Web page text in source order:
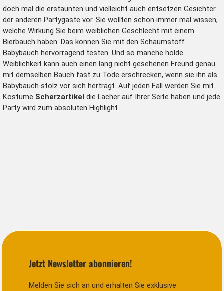
doch mal die erstaunten und vielleicht auch entsetzen Gesichter
der anderen Partygäste vor. Sie wollten schon immer mal wissen,
welche Wirkung Sie beim weiblichen Geschlecht mit einem
Bierbauch haben. Das können Sie mit den Schaumstoff
Babybauch hervorragend testen. Und so manche holde
Weiblichkeit kann auch einen lang nicht gesehenen Freund genau
mit demselben Bauch fast zu Tode erschrecken, wenn sie ihn als
Babybauch stolz vor sich herträgt. Auf jeden Fall werden Sie mit
Kostüme Scherzartikel die Lacher auf Ihrer Seite haben und jede
Party wird zum absoluten Highlight.
Jetzt Newsletter abonnieren!
Melden Sie sich an und erhalten Sie exklusive